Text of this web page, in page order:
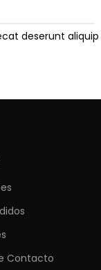
deserunt aliquip
Contacto